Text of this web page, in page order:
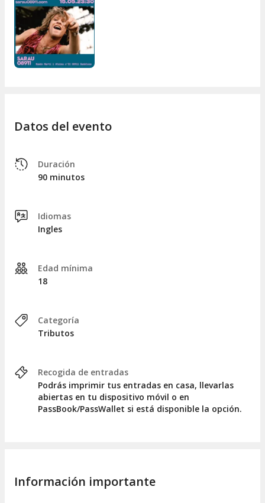
Datos del evento
Duración
90 minutos
Idiomas
Ingles
Edad mínima
18
Categoría
Tributos
Recogida de entradas
Podrás imprimir tus entradas en casa, llevarlas
abiertas en tu dispositivo móvil o en
PassBook/PassWallet si está disponible la opción.
Información importante